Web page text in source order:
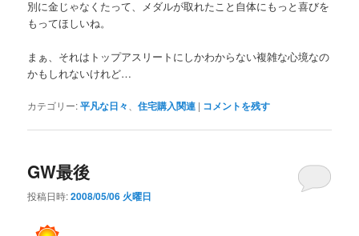
別に金じゃなくたって、メダルが取れたこと自体にもっと喜びを
もってほしいね。
まぁ、それはトップアスリートにしかわからない複雑な心境なの
かもしれないけれど…
カテゴリー:平凡な日々 、住宅購入関連 | コメントを残す
GW最後
投稿日時:2008/05/06 火曜日